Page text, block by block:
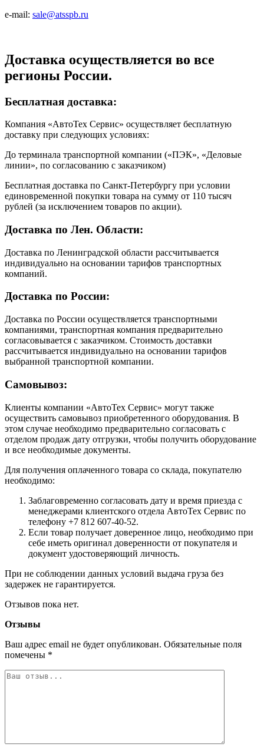
e-mail: sale@atsspb.ru
Доставка осуществляется во все
регионы России.
Бесплатная доставка:
Компания «АвтоТех Сервис» осуществляет бесплатную
доставку при следующих условиях:
До терминала транспортной компании («ПЭК», «Деловые
линии», по согласованию с заказчиком)
Бесплатная доставка по Санкт-Петербургу при условии
единовременной покупки товара на сумму от 110 тысяч
рублей (за исключением товаров по акции).
Доставка по Лен. Области:
Доставка по Ленинградской области рассчитывается
индивидуально на основании тарифов транспортных
компаний.
Доставка по России:
Доставка по России осуществляется транспортными
компаниями, транспортная компания предварительно
согласовывается с заказчиком. Стоимость доставки
рассчитывается индивидуально на основании тарифов
выбранной транспортной компании.
Самовывоз:
Клиенты компании «АвтоТех Сервис» могут также
осуществить самовывоз приобретенного оборудования. В
этом случае необходимо предварительно согласовать с
отделом продаж дату отгрузки, чтобы получить оборудование
и все необходимые документы.
Для получения оплаченного товара со склада, покупателю
необходимо:
Заблаговременно согласовать дату и время приезда с
менеджерами клиентского отдела АвтоТех Сервис по
телефону +7 812 607-40-52.
Если товар получает доверенное лицо, необходимо при
себе иметь оригинал доверенности от покупателя и
документ удостоверяющий личность.
При не соблюдении данных условий выдача груза без
задержек не гарантируется.
Отзывов пока нет.
Отзывы
Ваш адрес email не будет опубликован. Обязательные поля
помечены *